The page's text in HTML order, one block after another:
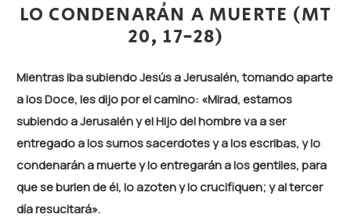
LO CONDENARÁN A MUERTE (MT
20, 17-28)
Mientras iba subiendo Jesús a Jerusalén, tomando aparte
a los Doce, les dijo por el camino: «Mirad, estamos
subiendo a Jerusalén y el Hijo del hombre va a ser
entregado a los sumos sacerdotes y a los escribas, y lo
condenarán a muerte y lo entregarán a los gentiles, para
que se burlen de él, lo azoten y lo crucifiquen; y al tercer
día resucitará».